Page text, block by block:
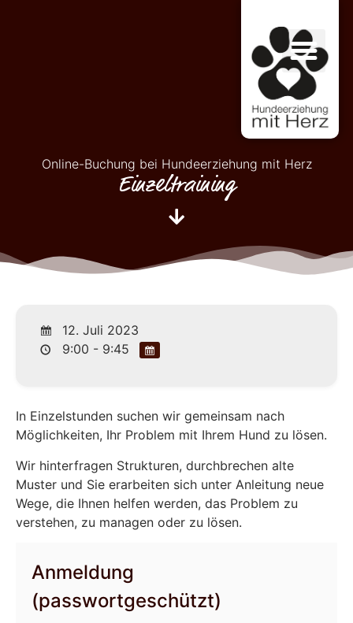
Online-Buchung bei Hundeerziehung mit Herz
Einzeltraining
12. Juli 2023
9:00 - 9:45
In Einzelstunden suchen wir gemeinsam nach
Möglichkeiten, Ihr Problem mit Ihrem Hund zu lösen.
Wir hinterfragen Strukturen, durchbrechen alte
Muster und Sie erarbeiten sich unter Anleitung neue
Wege, die Ihnen helfen werden, das Problem zu
verstehen, zu managen oder zu lösen.
Anmeldung
(passwortgeschützt)